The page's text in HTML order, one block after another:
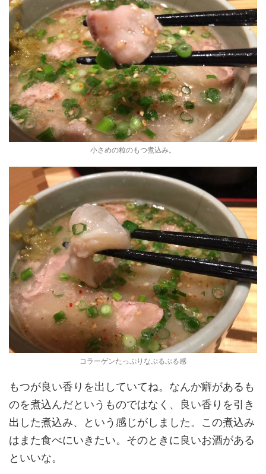
小さめの粒のもつ煮込み。
コラーゲンたっぷりなぷるぷる感
もつが良い香りを出していてね。なんか癖があるも
のを煮込んだというものではなく、良い香りを引き
出した煮込み、という感じがしました。この煮込み
はまた食べにいきたい。そのときに良いお酒がある
といいな。